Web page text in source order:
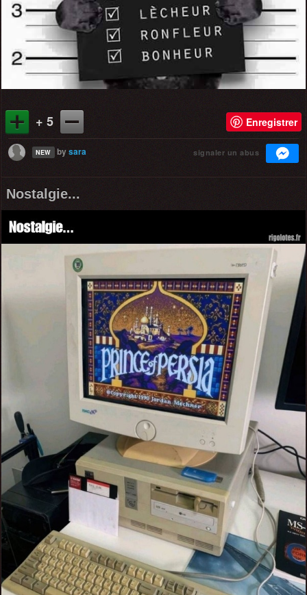
+ 5 Enregistrer
NEW bysara signaler un abus
Nostalgie...